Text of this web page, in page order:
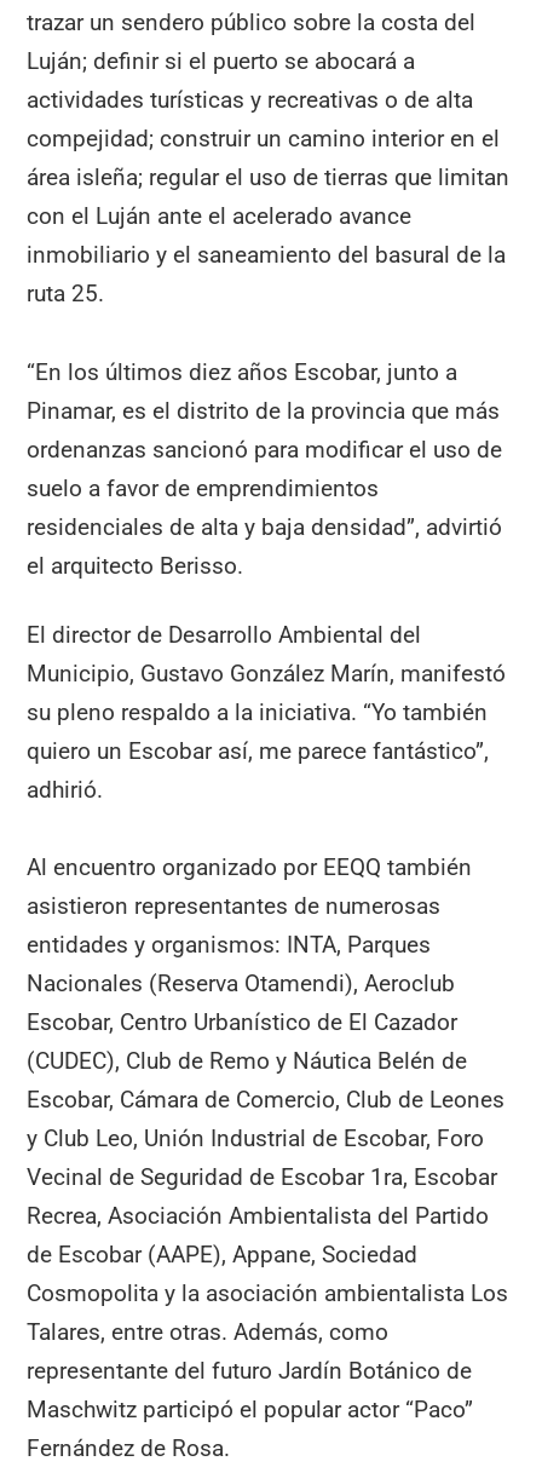
trazar un sendero público sobre la costa del
Luján; definir si el puerto se abocará a
actividades turísticas y recreativas o de alta
compejidad; construir un camino interior en el
área isleña; regular el uso de tierras que limitan
con el Luján ante el acelerado avance
inmobiliario y el saneamiento del basural de la
ruta 25.
“En los últimos diez años Escobar, junto a
Pinamar, es el distrito de la provincia que más
ordenanzas sancionó para modificar el uso de
suelo a favor de emprendimientos
residenciales de alta y baja densidad”, advirtió
el arquitecto Berisso.
El director de Desarrollo Ambiental del
Municipio, Gustavo González Marín, manifestó
su pleno respaldo a la iniciativa. “Yo también
quiero un Escobar así, me parece fantástico”,
adhirió.
Al encuentro organizado por EEQQ también
asistieron representantes de numerosas
entidades y organismos: INTA, Parques
Nacionales (Reserva Otamendi), Aeroclub
Escobar, Centro Urbanístico de El Cazador
(CUDEC), Club de Remo y Náutica Belén de
Escobar, Cámara de Comercio, Club de Leones
y Club Leo, Unión Industrial de Escobar, Foro
Vecinal de Seguridad de Escobar 1ra, Escobar
Recrea, Asociación Ambientalista del Partido
de Escobar (AAPE), Appane, Sociedad
Cosmopolita y la asociación ambientalista Los
Talares, entre otras. Además, como
representante del futuro Jardín Botánico de
Maschwitz participó el popular actor “Paco”
Fernández de Rosa.